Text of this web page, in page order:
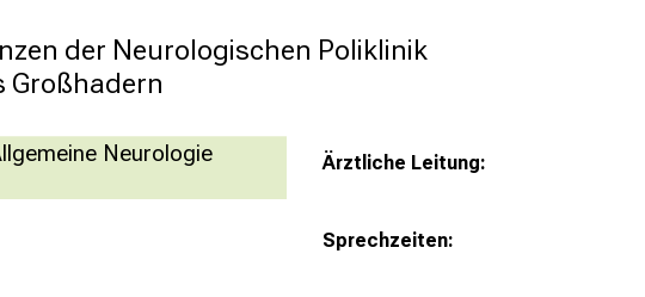
der Neurologischen Poliklinik
Großhadern
Neurologie Ärztliche Leitung:
Sprechzeiten: